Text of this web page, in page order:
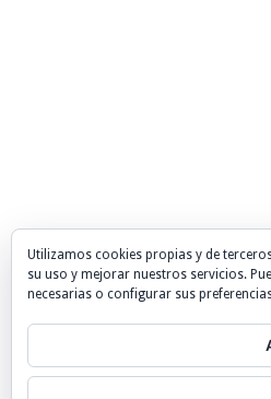
Utilizamos cookies propias y de
su uso y mejorar nuestros servicios.
necesarias o configurar sus